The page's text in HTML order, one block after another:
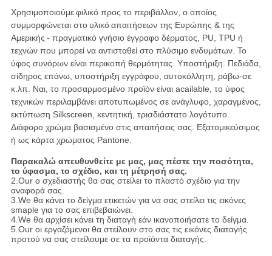
Χρησιμοποιούμεφιλικό προς το περιβάλλον, ο οποίος
συμμορφώνεται στο υλικόαπαιτήσεων της Ευρώπης &της
Αμερικής - πραγματικό γνήσιο έγγραφο δέρματος, PU, TPU ή
τεχνών που μπορεί να αντισταθεί στο πλύσιμο ενδυμάτων. Το
ύφος συνόρων είναι περικοπή θερμότητας. Υποστήριξη. Πεδιάδα,
σίδηρος επάνω, υποστήριξη εγγράφου, αυτοκόλλητη, ράβω-σε
κ.λπ. Ναι, το προσαρμοσμένο προϊόν είναι acailable, το ύφος
τεχνικών περιλαμβάνει αποτυπωμένος σε ανάγλυφο, χαραγμένος,
εκτύπωση Silkscreen, κεντητική, τρισδιάστατο λογότυπο.
Διάφορο χρώμα βασισμένο στις απαιτήσεις σας. Εξατομικεύσιμος
ή ως κάρτα χρώματος Pantone.
Παρακαλώ απευθυνθείτε με μας, μας πέστε την ποσότητα,
το ύφασμα, το σχέδιο, και τη μέτρησή σας.
2.Our ο σχεδιαστής θα σας στείλει το πλαστό σχέδιο για την
αναφορά σας.
3.We θα κάνει το δείγμα ετικετών για να σας στείλει τις εικόνες
smaple για το σας επιβεβαιώνει.
4.We θα αρχίσει κάνει τη διαταγή εάν ικανοποιήσατε το δείγμα.
5.Our οι εργαζόμενοι θα στείλουν στο σας τις εικόνες διαταγής
προτού να σας στείλουμε σε τα προϊόντα διαταγής.